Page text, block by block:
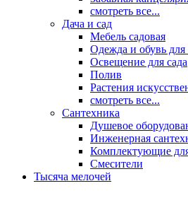
смотреть все...
Дача и сад
Мебель садовая
Одежда и обувь для
Освещение для сада
Полив
Растения
смотреть все...
Сантехника
Душевое
Инженерная
Комплектующие
Смесители
Тысяча мелочей